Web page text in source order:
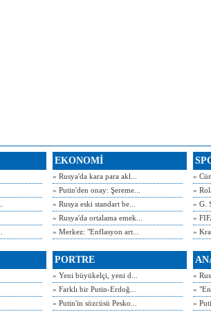
EKONOMİ
» Rusya'da kara para akl...
» Putin'den onay: Şereme...
» Rusya eski standart be...
» Rusya'da ortalama emek...
» Merkez: "Enflasyon art...
»
»
» G.
»
»
PORTRE
» Yeni büyükelçi, yeni d...
» Farklı bir Putin-Erdoğ...
» Putin'in sözcüsü Pesko...
»
»
»